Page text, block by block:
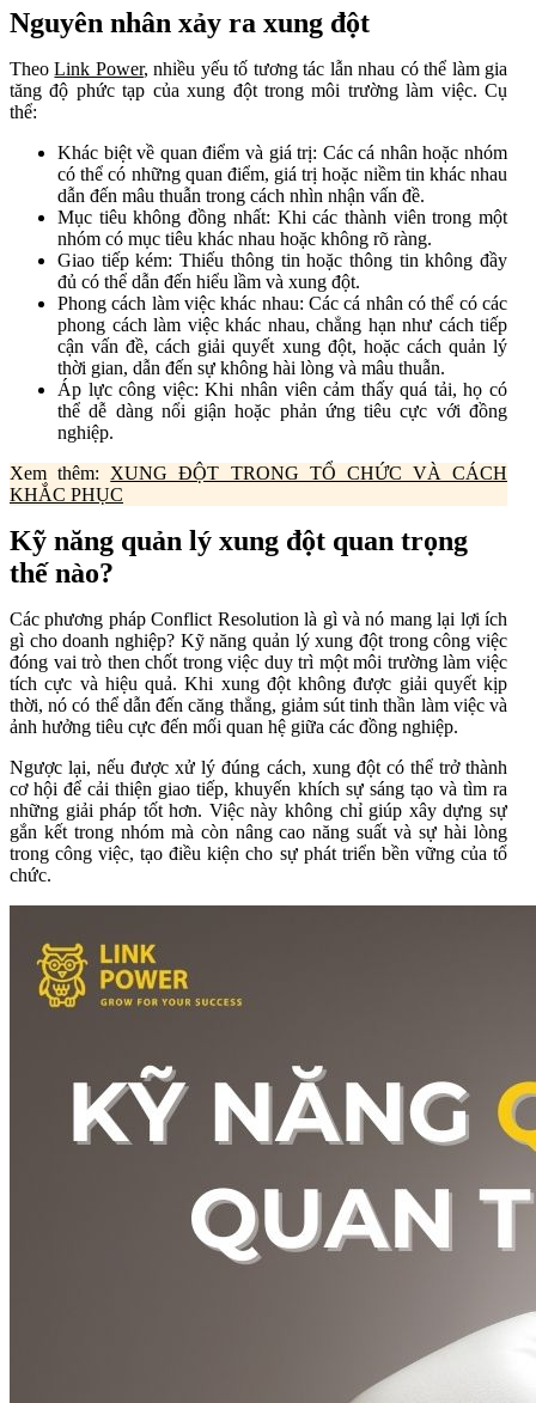
Nguyên nhân xảy ra xung đột
TheoLink Power, nhiều yếu tố tương tác lẫn nhau có thể làm gia
tăng độ phức tạp của xung đột trong môi trường làm việc. Cụ
thể:
Khác biệt về quan điểm và giá trị: Các cá nhân hoặc nhóm
có thể có những quan điểm, giá trị hoặc niềm tin khác nhau
dẫn đến mâu thuẫn trong cách nhìn nhận vấn đề.
Mục tiêu không đồng nhất: Khi các thành viên trong một
nhóm có mục tiêu khác nhau hoặc không rõ ràng.
Giao tiếp kém: Thiếu thông tin hoặc thông tin không đầy
đủ có thể dẫn đến hiểu lầm và xung đột.
Phong cách làm việc khác nhau: Các cá nhân có thể có các
phong cách làm việc khác nhau, chẳng hạn như cách tiếp
cận vấn đề, cách giải quyết xung đột, hoặc cách quản lý
thời gian, dẫn đến sự không hài lòng và mâu thuẫn.
Áp lực công việc: Khi nhân viên cảm thấy quá tải, họ có
thể dễ dàng nổi giận hoặc phản ứng tiêu cực với đồng
nghiệp.
Xem thêm: XUNG ĐỘT TRONG TỔ CHỨC VÀ CÁCH
KHẮC PHỤC
Kỹ năng quản lý xung đột quan trọng
thế nào?
Các phương pháp Conflict Resolution là gì và nó mang lại lợi ích
gì cho doanh nghiệp? Kỹ năng quản lý xung đột trong công việc
đóng vai trò then chốt trong việc duy trì một môi trường làm việc
tích cực và hiệu quả. Khi xung đột không được giải quyết kịp
thời, nó có thể dẫn đến căng thẳng, giảm sút tinh thần làm việc và
ảnh hưởng tiêu cực đến mối quan hệ giữa các đồng nghiệp.
Ngược lại, nếu được xử lý đúng cách, xung đột có thể trở thành
cơ hội để cải thiện giao tiếp, khuyến khích sự sáng tạo và tìm ra
những giải pháp tốt hơn. Việc này không chỉ giúp xây dựng sự
gắn kết trong nhóm mà còn nâng cao năng suất và sự hài lòng
trong công việc, tạo điều kiện cho sự phát triển bền vững của tổ
chức.